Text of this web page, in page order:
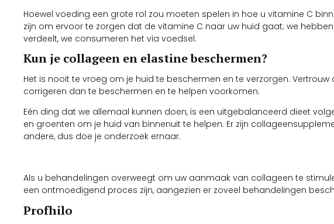
Hoewel voeding een grote rol zou moeten spelen in hoe u vitamine C
zijn om ervoor te zorgen dat de vitamine C naar uw huid gaat; we
verdeelt, we consumeren het via voedsel.
Kun je collageen en elastine beschermen?
Het is nooit te vroeg om je huid te beschermen en te verzorgen.
corrigeren dan te beschermen en te helpen voorkomen.
Eén ding dat we allemaal kunnen doen, is een uitgebalanceerd dieet
en groenten om je huid van binnenuit te helpen. Er zijn
andere, dus doe je onderzoek ernaar.
Als u behandelingen overweegt om uw aanmaak van collageen te
een ontmoedigend proces zijn, aangezien er zoveel behandelingen
Profhilo